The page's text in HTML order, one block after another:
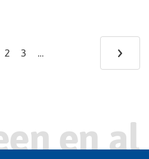
Current
Page
2 Page
3 … ›